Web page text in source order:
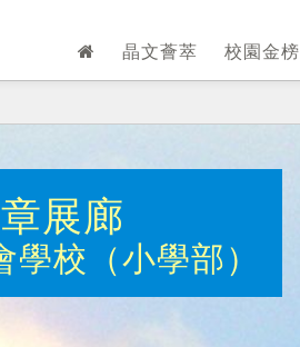
晶文薈萃 校園金榜
展廊
校（小學部）